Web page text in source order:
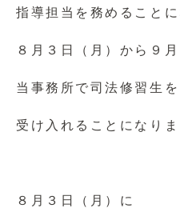
指導担当を務めることに
８月３日（月）から９
当事務所で司法修習生を
受け入れることになりま
８月３日（月）に